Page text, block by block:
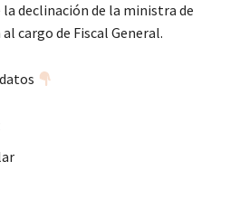
declinación de la ministra de
cargo de Fiscal General.